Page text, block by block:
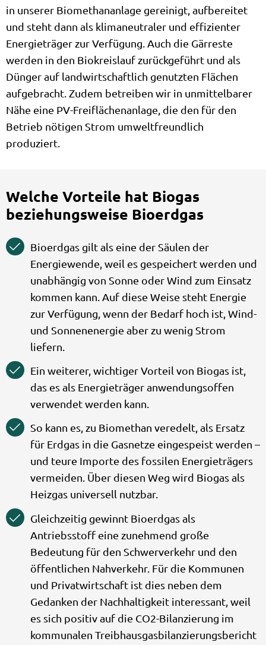
in unserer Biomethananlage gereinigt, aufbereitet
und steht dann als klimaneutraler und effizienter
Energieträger zur Verfügung. Auch die Gärreste
werden in den Biokreislauf zurückgeführt und als
Dünger auf landwirtschaftlich genutzten Flächen
aufgebracht. Zudem betreiben wir in unmittelbarer
Nähe eine PV-Freiflächenanlage, die den für den
Betrieb nötigen Strom umweltfreundlich
produziert.
Welche Vorteile hat Biogas
beziehungsweise Bioerdgas
Bioerdgas gilt als eine der Säulen der
Energiewende, weil es gespeichert werden und
unabhängig von Sonne oder Wind zum Einsatz
kommen kann. Auf diese Weise steht Energie
zur Verfügung, wenn der Bedarf hoch ist, Wind-
und Sonnenenergie aber zu wenig Strom
liefern.
Ein weiterer, wichtiger Vorteil von Biogas ist,
das es als Energieträger anwendungsoffen
verwendet werden kann.
So kann es, zu Biomethan veredelt, als Ersatz
für Erdgas in die Gasnetze eingespeist werden –
und teure Importe des fossilen Energieträgers
vermeiden. Über diesen Weg wird Biogas als
Heizgas universell nutzbar.
Gleichzeitig gewinnt Bioerdgas als
Antriebsstoff eine zunehmend große
Bedeutung für den Schwerverkehr und den
öffentlichen Nahverkehr. Für die Kommunen
und Privatwirtschaft ist dies neben dem
Gedanken der Nachhaltigkeit interessant, weil
es sich positiv auf die CO2-Bilanzierung im
kommunalen Treibhausgasbilanzierungsbericht